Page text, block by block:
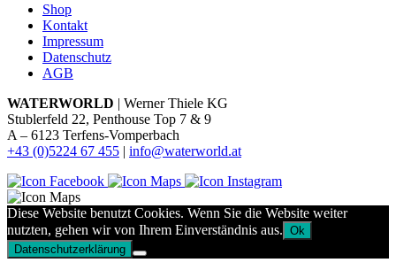
Shop
Kontakt
Impressum
Datenschutz
AGB
WATERWORLD | Werner Thiele KG
Stublerfeld 22, Penthouse Top 7 & 9
A – 6123 Terfens-Vomperbach
+43 (0)5224 67 455 | info@waterworld.at
Diese Website benutzt Cookies. Wenn Sie die Website weiter
nutzten, gehen wir von Ihrem Einverständnis aus. Ok
Datenschutzerklärung